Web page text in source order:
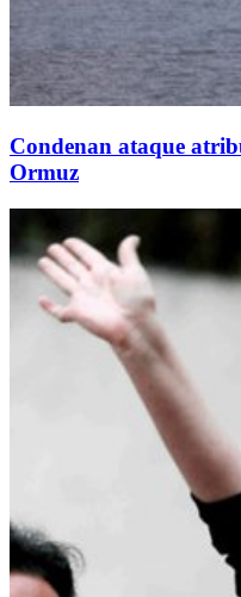
Condenan ataque
Ormuz